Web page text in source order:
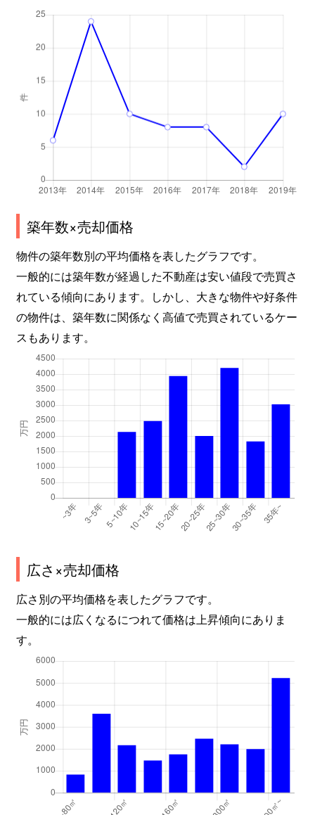
築年数×売却価格
物件の築年数別の平均価格を表したグラフです。
一般的には築年数が経過した不動産は安い値段で売買さ
れている傾向にあります。しかし、大きな物件や好条件
の物件は、築年数に関係なく高値で売買されているケー
スもあります。
広さ×売却価格
広さ別の平均価格を表したグラフです。
一般的には広くなるにつれて価格は上昇傾向にありま
す。